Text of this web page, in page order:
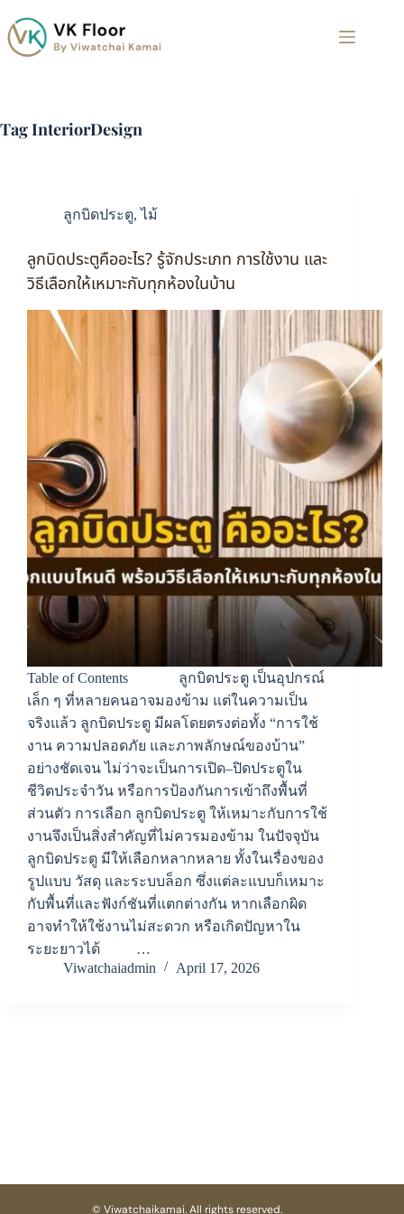
TagInteriorDesign
ลูกบิดประตู,ไม้
ลูกบิดประตูคืออะไร? รู้จักประเภท การใช้งาน และ
วิธีเลือกให้เหมาะกับทุกห้องในบ้าน
Table of Contents ลูกบิดประตู เป็นอุปกรณ์
เล็ก ๆ ที่หลายคนอาจมองข้าม แต่ในความเป็น
จริงแล้ว ลูกบิดประตู มีผลโดยตรงต่อทั้ง “การใช้
งาน ความปลอดภัย และภาพลักษณ์ของบ้าน”
อย่างชัดเจน ไม่ว่าจะเป็นการเปิด–ปิดประตูใน
ชีวิตประจำวัน หรือการป้องกันการเข้าถึงพื้นที่
ส่วนตัว การเลือก ลูกบิดประตู ให้เหมาะกับการใช้
งานจึงเป็นสิ่งสำคัญที่ไม่ควรมองข้าม ในปัจจุบัน
ลูกบิดประตู มีให้เลือกหลากหลาย ทั้งในเรื่องของ
รูปแบบ วัสดุ และระบบล็อก ซึ่งแต่ละแบบก็เหมาะ
กับพื้นที่และฟังก์ชันที่แตกต่างกัน หากเลือกผิด
อาจทำให้ใช้งานไม่สะดวก หรือเกิดปัญหาใน
ระยะยาวได้ …
Viwatchaiadmin
April 17, 2026
© Viwatchaikamai. All rights reserved.